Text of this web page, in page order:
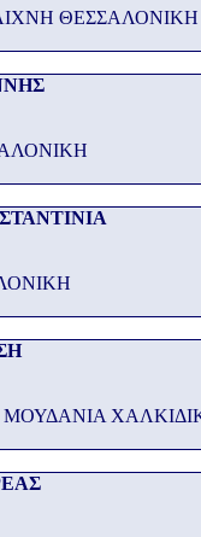
ΘΕΣΣΑΛΟΝΙΚΗ